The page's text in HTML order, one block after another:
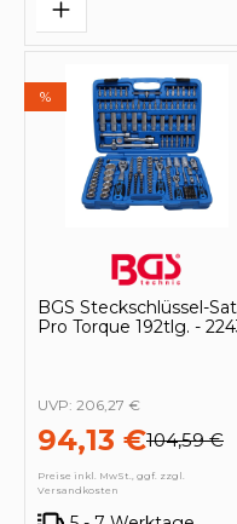
%
BGS Steckschlüssel-
Pro Torque 192tlg. -
94,13 €104,59 €
UVP: 206,27 €
Preise inkl. MwSt., ggf. zzgl.
Versandkosten